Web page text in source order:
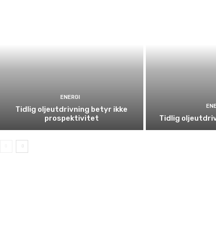
ENERGI
Tidlig oljeutdrivning betyr ikke
prospektivitet
Tidlig